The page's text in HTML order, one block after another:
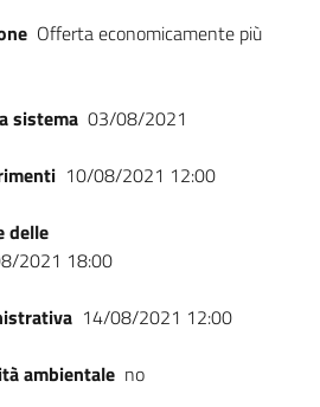
Offerta economicamente più
sistema 03/08/2021
10/08/2021 12:00
delle
2021 18:00
14/08/2021 12:00
ambientale no